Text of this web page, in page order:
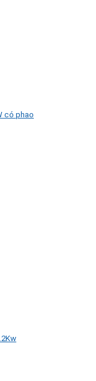
có phao